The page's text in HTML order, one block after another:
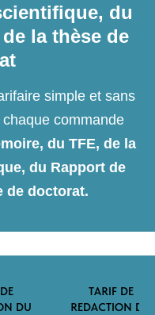
du
la thèse de
simple et sans
commande
du TFE, de la
du Rapport de
de doctorat.
DU
TARIF DE
REDACTION DU